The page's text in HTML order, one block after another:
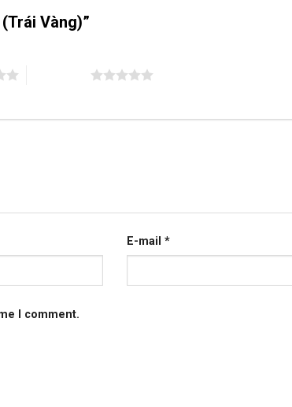
Vàng)”
E-mail *
I comment.